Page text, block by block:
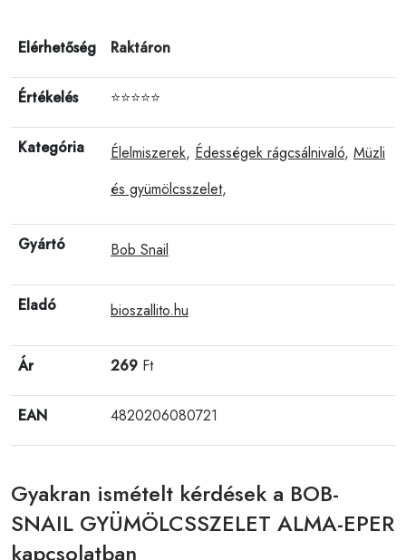
Elérhetőség Raktáron
Értékelés ⭐⭐⭐⭐⭐
Kategória Élelmiszerek, Édességek rágcsálnivaló, Müzli
és gyümölcsszelet,
Gyártó Bob Snail
Eladó bioszallito.hu
Ár 269 Ft
EAN 4820206080721
Gyakran ismételt kérdések a BOB-
SNAIL GYÜMÖLCSSZELET ALMA-EPER
kapcsolatban